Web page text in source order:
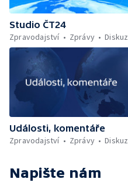
Studio ČT24
Zpravodajství
Zprávy
Události, komentáře
Zpravodajství
Zprávy
Napište nám